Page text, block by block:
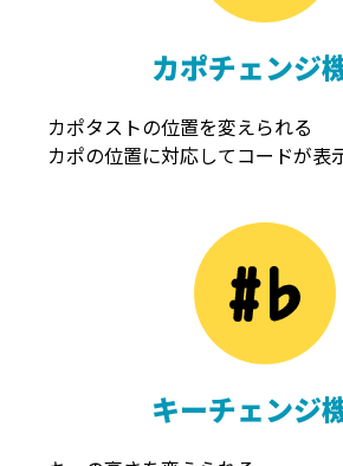
カポチェンジ
カポタストの位置を変えられる
カポの位置に対応してコードが表
キーチェンジ